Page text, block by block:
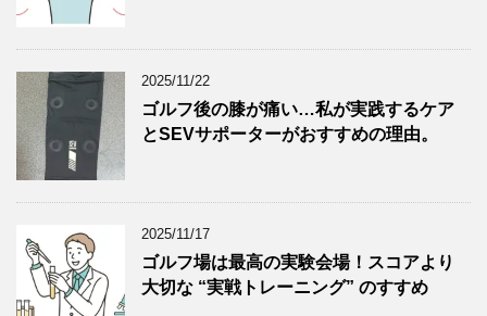
2025/11/22
ゴルフ後の膝が痛い…私が実践するケア
とSEVサポーターがおすすめの理由。
2025/11/17
ゴルフ場は最高の実験会場！スコアより
大切な “実戦トレーニング” のすすめ